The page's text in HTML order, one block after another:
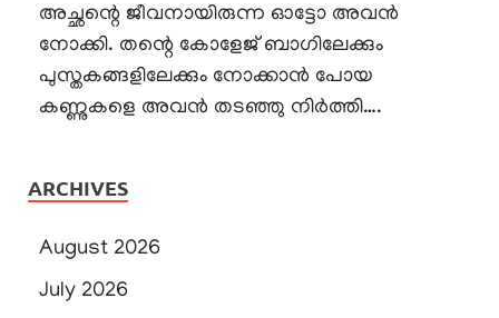
അച്ഛന്റെ ജീവനായിരുന്ന ഓട്ടോ അവൻ
നോക്കി. തന്റെ കോളേജ് ബാഗിലേക്കും
പുസ്തകങ്ങളിലേക്കും നോക്കാൻ പോയ
കണ്ണുകളെ അവൻ തടഞ്ഞു നിർത്തി….
ARCHIVES
August 2026
July 2026